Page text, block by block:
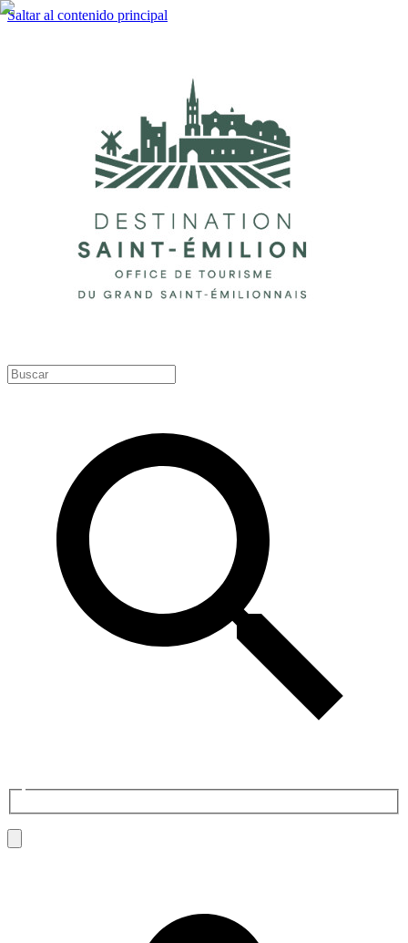
Saltar al contenido principal